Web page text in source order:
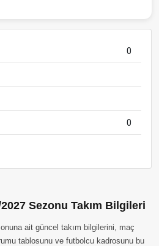
0
0
Sezonu Takım Bilgileri
ait güncel takım bilgilerini, maç
tablosunu ve futbolcu kadrosunu bu